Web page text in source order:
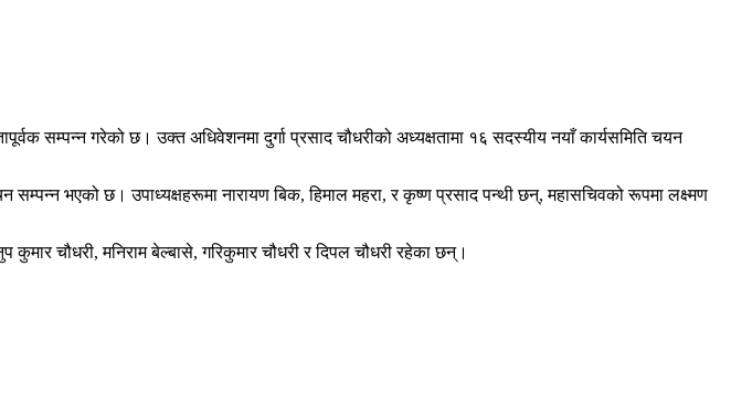
सम्पन्न गरेको छ। उक्त अधिवेशनमा दुर्गा प्रसाद चौधरीको अध्यक्षतामा १६ सदस्यीय नयाँ कार्यसमिति चयन
सम्पन्न भएको छ।उपाध्यक्षहरूमानारायण बिक, हिमाल महरा, र कृष्ण प्रसाद पन्थी छन्, महासचिवको रूपमा लक्ष्मण
कुमार चौधरी, मनिराम बेल्बासे,गरिकुमारचौधरी रदिपलचौधरी रहेका छन्।